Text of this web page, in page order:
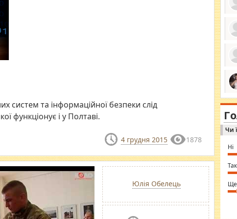
систем та інформаційної безпеки слід
функціонує і у Полтаві.
4 грудня 2015 1878
Юлія Обелець
за
ми
in
⇒
Чи
Ні
Так
Ще